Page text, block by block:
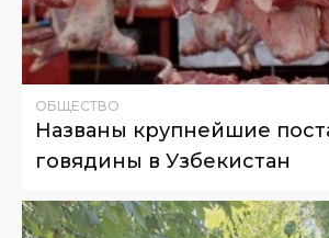
ОБЩЕСТВО
Названы крупнейшие
говядины в Узбекистан